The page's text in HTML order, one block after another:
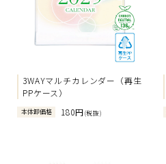
3WAYマルチカレンダー（再生
PPケース）
本体卸価格 180円(税抜)